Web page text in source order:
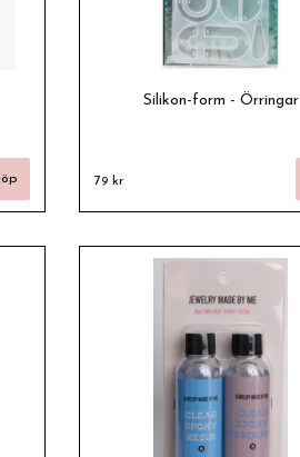
Silikon-form - Örringar
79 kr